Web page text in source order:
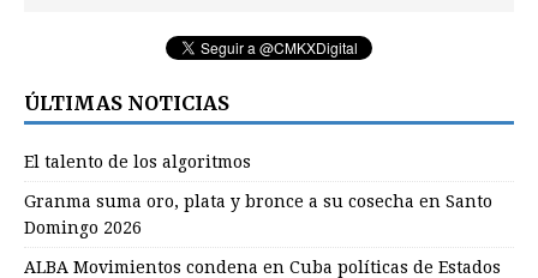
ÚLTIMAS NOTICIAS
El talento de los algoritmos
Granma suma oro, plata y bronce a su cosecha en Santo
Domingo 2026
ALBA Movimientos condena en Cuba políticas de Estados